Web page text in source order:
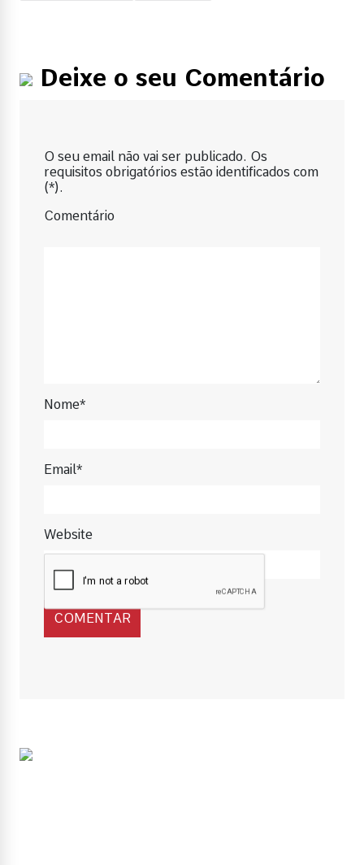
Deixe o seu Comentário
O seu email não vai ser publicado. Os
requisitos obrigatórios estão identificados com
(*).
Comentário
Nome*
Email*
Website